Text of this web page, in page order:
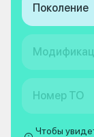
Поколение
Номер ТО
Чтобы